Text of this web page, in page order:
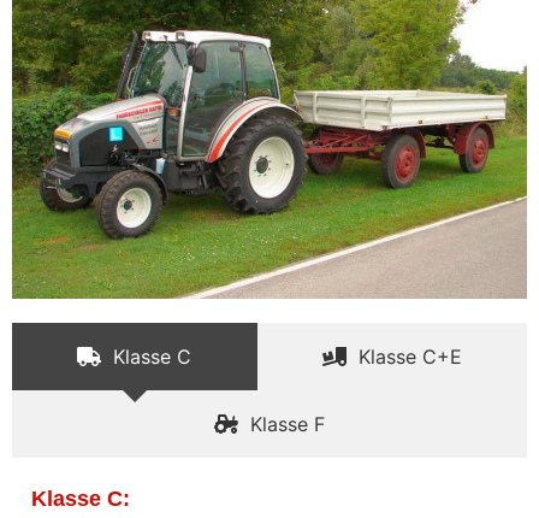
Klasse C Klasse C+E
Klasse F
Klasse C: